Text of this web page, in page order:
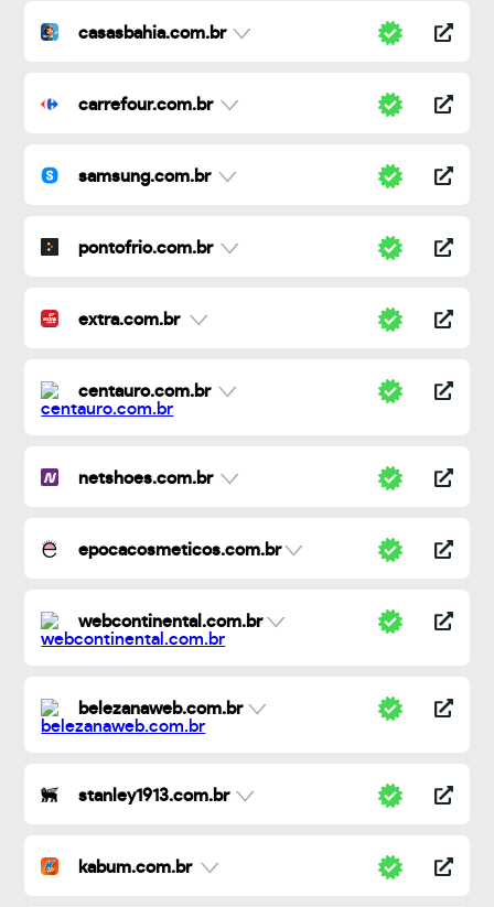
casasbahia.com.br
carrefour.com.br
samsung.com.br
pontofrio.com.br
extra.com.br
centauro.com.br
netshoes.com.br
epocacosmeticos.com.br
webcontinental.com.br
belezanaweb.com.br
stanley1913.com.br
kabum.com.br